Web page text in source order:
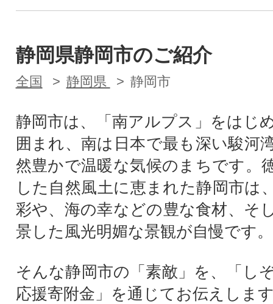
静岡県静岡市のご紹介
全国 静岡県 静岡市
静岡市は、「南アルプス」をはじ
囲まれ、南は日本で最も深い駿河
然豊かで温暖な気候のまちです。
した自然風土に恵まれた静岡市は
彩や、海の幸などの豊な食材、そ
景した風光明媚な景観が自慢です。
そんな静岡市の「素敵」を、「し
応援寄附金」を通じてお伝えしま